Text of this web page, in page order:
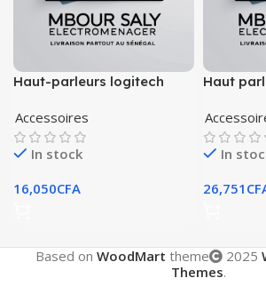
Haut-parleurs logitech
Accessoires
In stock
16,050CFA
Haut
In
26,751
Based on WoodMart theme 2025
Themes.